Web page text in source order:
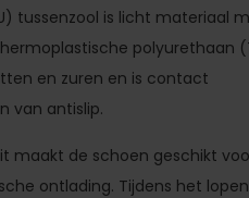
tussenzool is licht materiaal
polyurethaan
en zuren en is contact
van antislip.
maakt de schoen geschikt
ontlading. Tijdens het